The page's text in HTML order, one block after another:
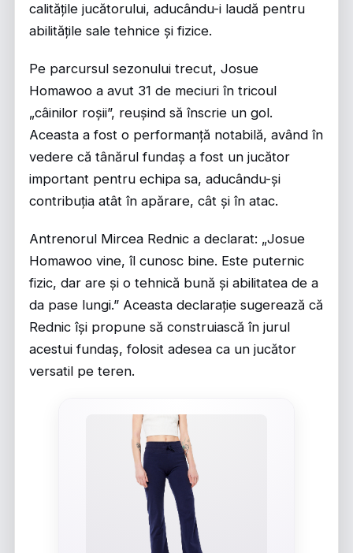
calitățile jucătorului, aducându-i laudă pentru
abilitățile sale tehnice și fizice.
Pe parcursul sezonului trecut, Josue
Homawoo a avut 31 de meciuri în tricoul
„câinilor roșii”, reușind să înscrie un gol.
Aceasta a fost o performanță notabilă, având în
vedere că tânărul fundaș a fost un jucător
important pentru echipa sa, aducându-și
contribuția atât în apărare, cât și în atac.
Antrenorul Mircea Rednic a declarat: „Josue
Homawoo vine, îl cunosc bine. Este puternic
fizic, dar are și o tehnică bună și abilitatea de a
da pase lungi.” Aceasta declarație sugerează că
Rednic își propune să construiască în jurul
acestui fundaș, folosit adesea ca un jucător
versatil pe teren.